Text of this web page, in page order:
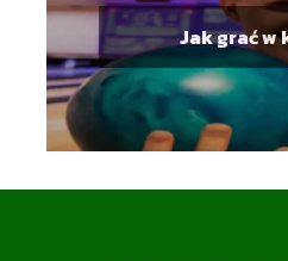
Jak grać w